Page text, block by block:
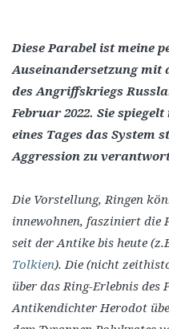
Diese Parabel ist meine
Auseinandersetzung mit
des Angriffskriegs
Februar 2022. Sie
eines Tages das System
Aggression zu
Die Vorstellung, Ringen
innewohnen, fasziniert die
seit der Antike bis heute
Tolkien). Die (nicht
über das Ring-Erlebnis
Antikendichter Herodot